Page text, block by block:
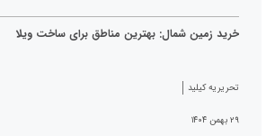
خرید زمین شمال: بهترین مناطق برای ساخت ویلا
تحریریه کیلید
۲۹ بهمن ۱۴۰۴